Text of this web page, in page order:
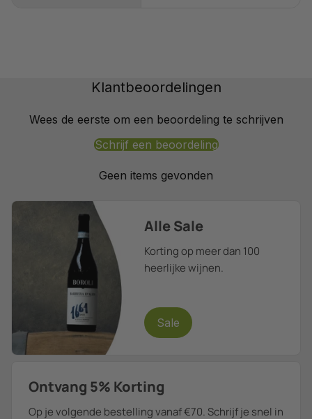
Klantbeoordelingen
Wees de eerste om een beoordeling te schrijven
Schrijf een beoordeling
Geen items gevonden
Alle Sale
Korting op meer dan 100
heerlijke wijnen.
Sale
Ontvang 5% Korting
Op je volgende bestelling vanaf €70. Schrijf je snel in